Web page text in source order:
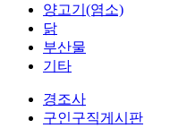
양고기(염소)
닭
부산물
기타
경조사
구인구직게시판